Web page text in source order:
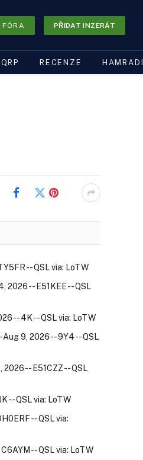
PŘIDAT INZERÁT
QRP RECENZE
FacebookTwitterPinterest
-- QSL via: LoTW
2026 -- E51KEE -- QSL
-- 4K -- QSL via: LoTW
9, 2026 -- 9Y4 -- QSL
-- E51CZZ -- QSL
-- QSL via: LoTW
-- QSL via:
-- QSL via: LoTW